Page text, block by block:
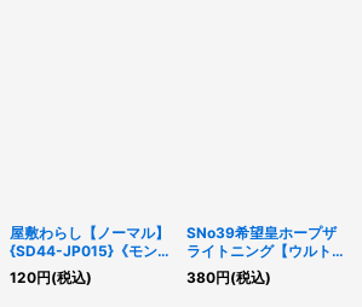
屋敷わらし【ノーマル】
{SD44-JP015}《モンス
ター》
120円(税込)
SNo39希望皇ホープザ
ライトニング【ウルト
ラ】{NCF1-JP137}《エ
クシーズ》
380円(税込)